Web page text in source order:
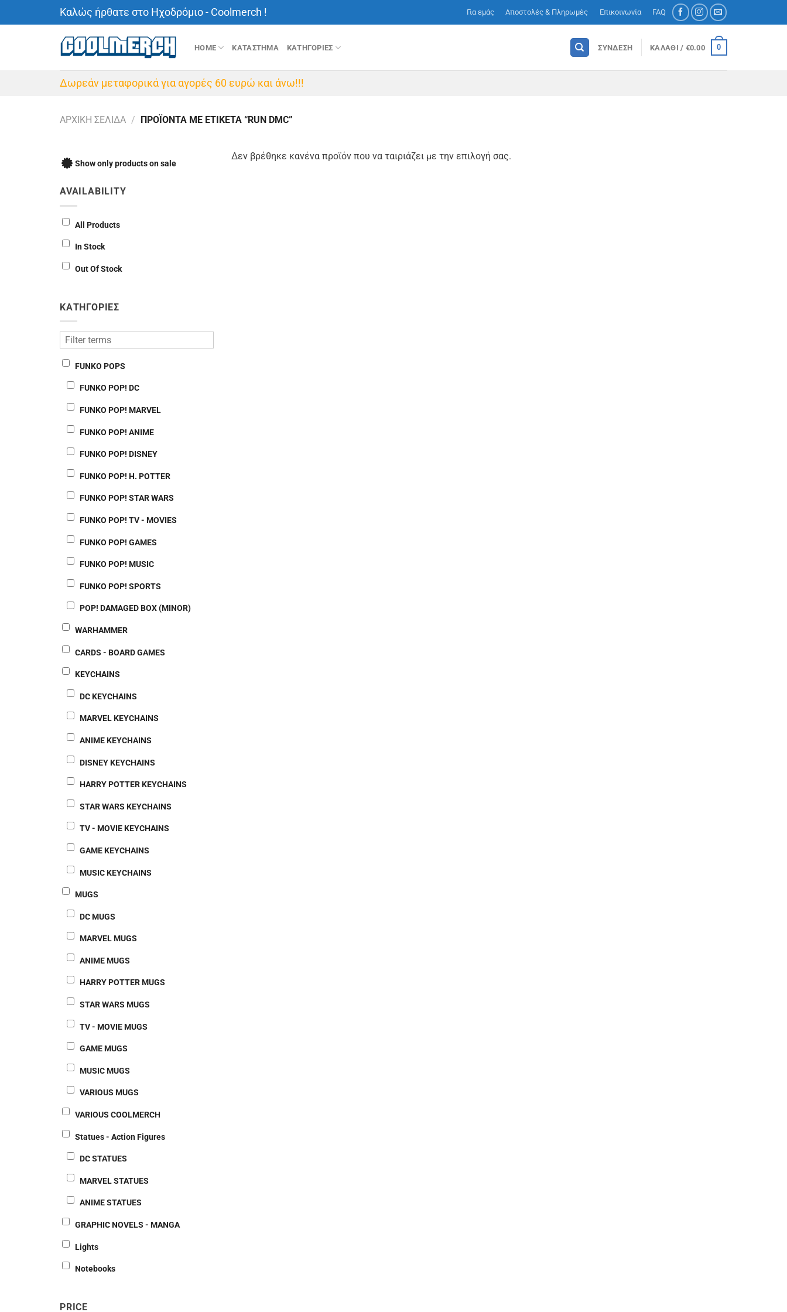
Καλώς ήρθατε στο Ηχοδρόμιο - Coolmerch ! Για εμάς Αποστολές & Πληρωμές Επικοινωνία FAQ
HOME ΚΑΤΑΣΤΗΜΑ ΚΑΤΗΓΟΡΙΕΣ ΣΎΝΔΕΣΗ ΚΑΛΆΘΙ / €0.00 0
Δωρεάν μεταφορικά για αγορές 60 ευρώ και άνω!!!
ΑΡΧΙΚΉ ΣΕΛΊΔΑ / ΠΡΟΪΌΝΤΑ ΜΕ ΕΤΙΚΈΤΑ “RUN DMC”
Show only products on sale
AVAILABILITY
All Products
In Stock
Out Of Stock
ΚΑΤΗΓΟΡΙΕΣ
FUNKO POPS
FUNKO POP! DC
FUNKO POP! MARVEL
FUNKO POP! ANIME
FUNKO POP! DISNEY
FUNKO POP! H. POTTER
FUNKO POP! STAR WARS
FUNKO POP! TV - MOVIES
FUNKO POP! GAMES
FUNKO POP! MUSIC
FUNKO POP! SPORTS
POP! DAMAGED BOX (MINOR)
WARHAMMER
CARDS - BOARD GAMES
KEYCHAINS
DC KEYCHAINS
MARVEL KEYCHAINS
ANIME KEYCHAINS
DISNEY KEYCHAINS
HARRY POTTER KEYCHAINS
STAR WARS KEYCHAINS
TV - MOVIE KEYCHAINS
GAME KEYCHAINS
MUSIC KEYCHAINS
MUGS
DC MUGS
MARVEL MUGS
ANIME MUGS
HARRY POTTER MUGS
STAR WARS MUGS
TV - MOVIE MUGS
GAME MUGS
MUSIC MUGS
VARIOUS MUGS
VARIOUS COOLMERCH
Statues - Action Figures
DC STATUES
MARVEL STATUES
ANIME STATUES
GRAPHIC NOVELS - MANGA
Lights
Notebooks
PRICE
Δεν βρέθηκε κανένα προϊόν που να ταιριάζει με την επιλογή σας.